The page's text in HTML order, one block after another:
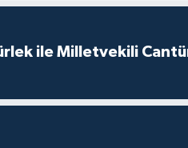
ile Milletvekili